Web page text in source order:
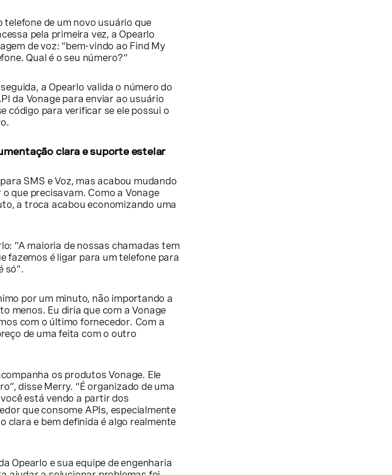
telefone de um novo usuário que
pela primeira vez, a Opearlo
de voz: “bem-vindo ao Find My
Qual é o seu número?”
a Opearlo valida o número do
da Vonage para enviar ao usuário
código para verificar se ele possui o
clara e suporte estelar
SMS e Voz, mas acabou mudando
que precisavam. Como a Vonage
a troca acabou economizando uma
“A maioria de nossas chamadas tem
fazemos é ligar para um telefone para
só".
por um minuto, não importando a
menos. Eu diria que com a Vonage
com o último fornecedor. Com a
de uma feita com o outro
os produtos Vonage. Ele
disse Merry. “É organizado de uma
está vendo a partir dos
que consome APIs, especialmente
clara e bem definida é algo realmente
Opearlo e sua equipe de engenharia